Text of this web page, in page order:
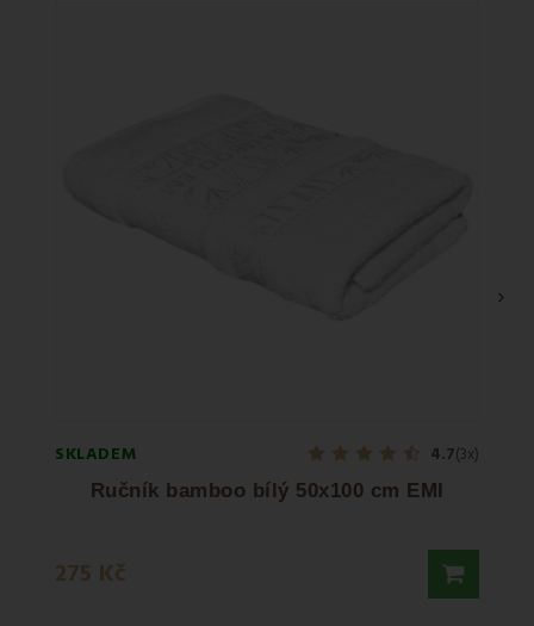
SKLADEM 4.7(3x)
Ručník bamboo bílý 50x100 cm EMI
275 Kč
›